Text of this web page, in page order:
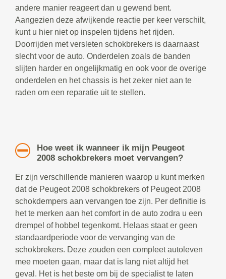
andere manier reageert dan u gewend bent.
Aangezien deze afwijkende reactie per keer verschilt,
kunt u hier niet op inspelen tijdens het rijden.
Doorrijden met versleten schokbrekers is daarnaast
slecht voor de auto. Onderdelen zoals de banden
slijten harder en ongelijkmatig en ook voor de overige
onderdelen en het chassis is het zeker niet aan te
raden om een reparatie uit te stellen.
Hoe weet ik wanneer ik mijn Peugeot
2008 schokbrekers moet vervangen?
Er zijn verschillende manieren waarop u kunt merken
dat de Peugeot 2008 schokbrekers of Peugeot 2008
schokdempers aan vervangen toe zijn. Per definitie is
het te merken aan het comfort in de auto zodra u een
drempel of hobbel tegenkomt. Helaas staat er geen
standaardperiode voor de vervanging van de
schokbrekers. Deze zouden een compleet autoleven
mee moeten gaan, maar dat is lang niet altijd het
geval. Het is het beste om bij de specialist te laten